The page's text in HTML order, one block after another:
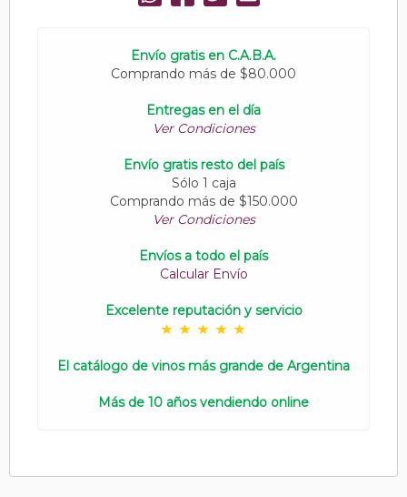
Envío gratis en C.A.B.A.
Comprando más de $80.000
Entregas en el día
Ver Condiciones
Envío gratis resto del país
Sólo 1 caja
Comprando más de $150.000
Ver Condiciones
Envíos a todo el país
Calcular Envío
Excelente reputación y servicio
El catálogo de vinos más grande de Argentina
Más de 10 años vendiendo online